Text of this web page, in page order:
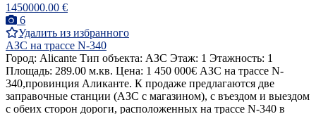
1450000.00 €
6
Удалить из избранного
АЗС на трассе N-340
Город: Alicante Тип объекта: АЗС Этаж: 1 Этажность: 1
Площадь: 289.00 м.кв. Цена: 1 450 000€ АЗС на трассе N-
340,провинция Аликанте. К продаже предлагаются две
заправочные станции (АЗС с магазином), с въездом и выездом
с обеих сторон дороги, расположенных на трассе N-340 в